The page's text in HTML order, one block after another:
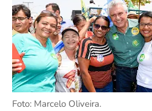
Foto: Marcelo Oliveira.